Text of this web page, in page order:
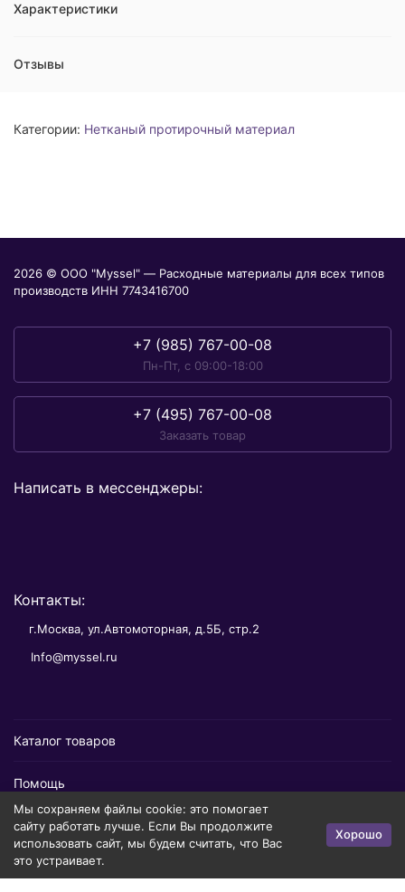
Характеристики
Отзывы
Категории: Нетканый протирочный материал
2026 © ООО "Myssel" — Расходные материалы для всех типов
производств ИНН 7743416700
+7 (985) 767-00-08
Пн-Пт, с 09:00-18:00
+7 (495) 767-00-08
Заказать товар
Написать в мессенджеры:
Контакты:
г.Москва, ул.Автомоторная, д.5Б, стр.2
Info@myssel.ru
Каталог товаров
Помощь
Информация
Политика персональных данных
Мы сохраняем файлы cookie: это помогает
сайту работать лучше. Если Вы продолжите
использовать сайт, мы будем считать, что Вас
это устраивает.
Хорошо